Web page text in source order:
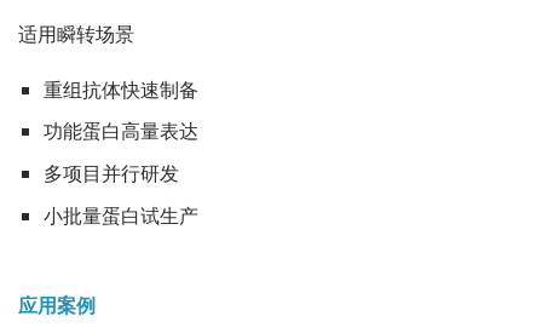
适用瞬转场景
重组抗体快速制备
功能蛋白高量表达
多项目并行研发
小批量蛋白试生产
应用案例